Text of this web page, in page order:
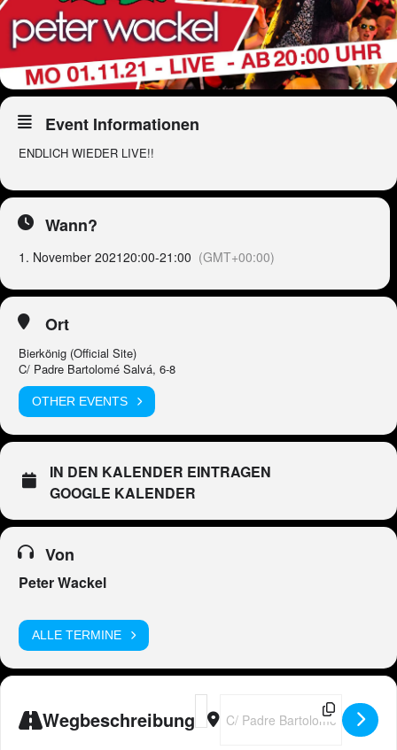
Event Informationen
ENDLICH WIEDER LIVE!!
Wann?
1. November 202120:00-21:00 (GMT+00:00)
Ort
Bierkönig (Official Site)
C/ Padre Bartolomé Salvá, 6-8
OTHER EVENTS
IN DEN KALENDER EINTRAGEN
GOOGLE KALENDER
Von
Peter Wackel
ALLE TERMINE
Wegbeschreibung
Address - Peter Wackel LIVE im
Destination Address - Peter